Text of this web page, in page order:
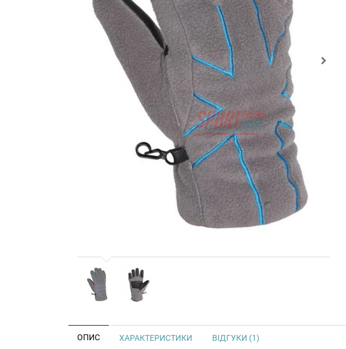
ОПИС ХАРАКТЕРИСТИКИ ВІДГУКИ (1)